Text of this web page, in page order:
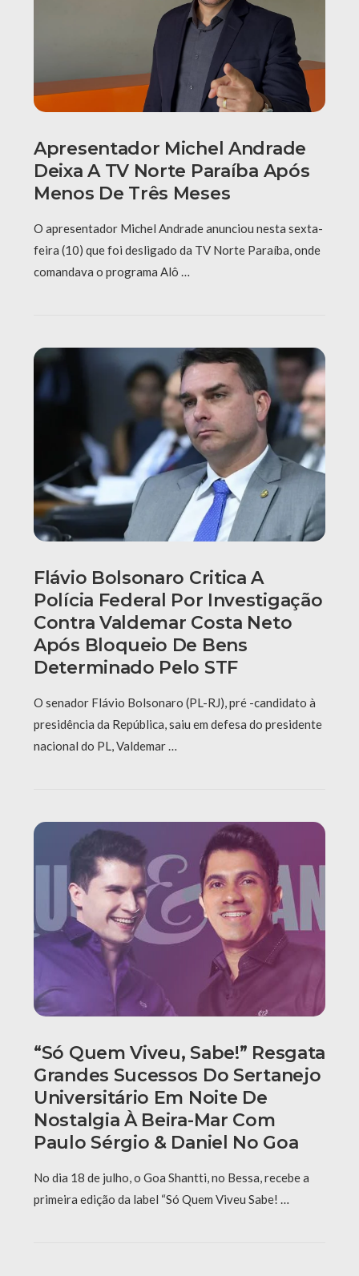
Apresentador Michel Andrade
Deixa A TV Norte Paraíba Após
Menos De Três Meses
O apresentador Michel Andrade anunciou nesta sexta-
feira (10) que foi desligado da TV Norte Paraíba, onde
comandava o programa Alô …
Flávio Bolsonaro Critica A
Polícia Federal Por Investigação
Contra Valdemar Costa Neto
Após Bloqueio De Bens
Determinado Pelo STF
O senador Flávio Bolsonaro (PL-RJ), pré -candidato à
presidência da República, saiu em defesa do presidente
nacional do PL, Valdemar …
“Só Quem Viveu, Sabe!” Resgata
Grandes Sucessos Do Sertanejo
Universitário Em Noite De
Nostalgia À Beira-Mar Com
Paulo Sérgio & Daniel No Goa
No dia 18 de julho, o Goa Shantti, no Bessa, recebe a
primeira edição da label “Só Quem Viveu Sabe! …